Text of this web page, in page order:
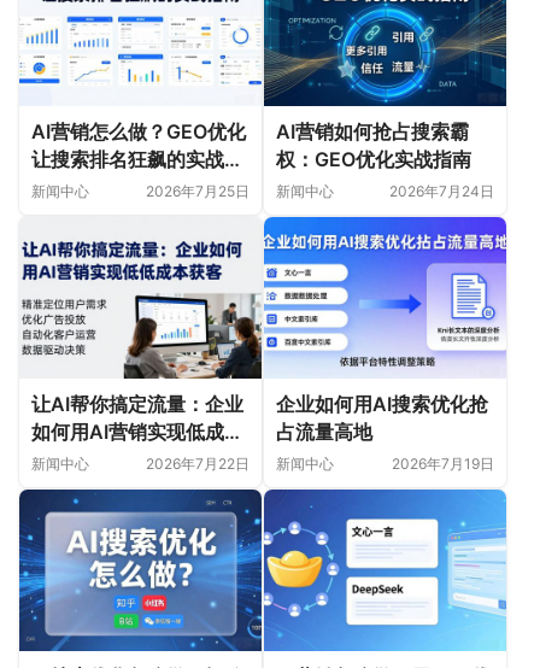
AI营销怎么做？GEO优化
让搜索排名狂飙的实战指
南
新闻中心 2026年7月25日
AI营销如何抢占搜索霸
权：GEO优化实战指南
新闻中心 2026年7月24日
让AI帮你搞定流量：企业
如何用AI营销实现低成本
获客
新闻中心 2026年7月22日
企业如何用AI搜索优化抢
占流量高地
新闻中心 2026年7月19日